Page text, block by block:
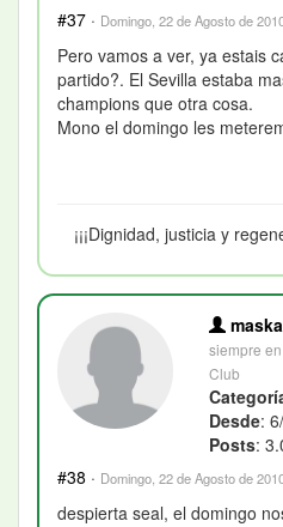
#37 · Domingo, 22 de Agosto de
Pero vamos a ver, ya estais
partido?. El Sevilla estaba
champions que otra cosa.
Mono el domingo les
¡¡¡Dignidad, justicia y
siempre
Club
Desde:
Posts:
#38 · Domingo, 22 de Agosto de
despierta seal, el domingo